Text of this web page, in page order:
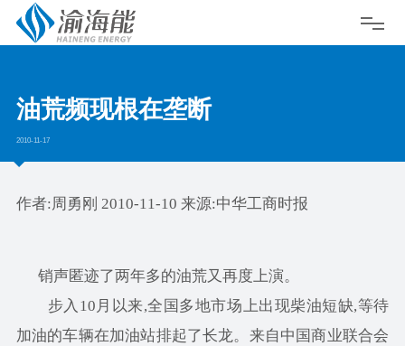
油荒频现根在垄断
2010-11-17
作者:周勇刚 2010-11-10 来源:中华工商时报
销声匿迹了两年多的油荒又再度上演。
步入10月以来,全国多地市场上出现柴油短缺,等待
加油的车辆在加油站排起了长龙。来自中国商业联合会